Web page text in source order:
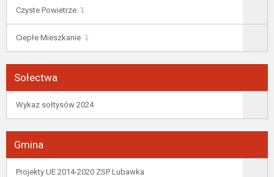
Czyste Powietrze
Ciepłe Mieszkanie
Sołectwa
Wykaz sołtysów 2024
Gmina
Projekty UE 2014-2020 ZSP Lubawka